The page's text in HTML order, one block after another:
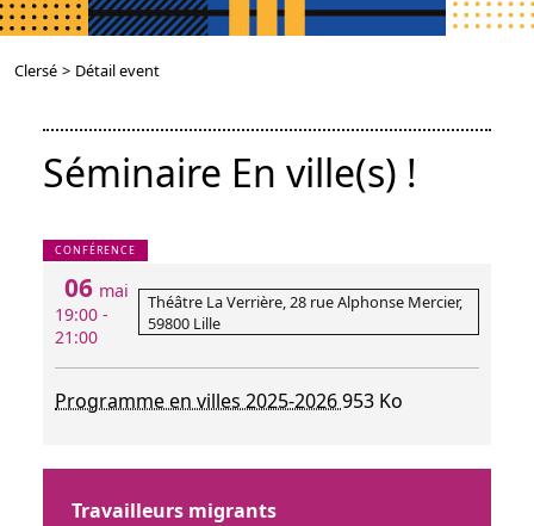
Clersé > Détail event
Séminaire En ville(s) !
CONFÉRENCE
06 mai
19:00 -
21:00
Théâtre La Verrière, 28 rue Alphonse Mercier,
59800 Lille
Programme en villes 2025-2026953 Ko
Travailleurs migrants